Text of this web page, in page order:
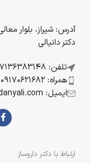
آدرس: شیراز، بلوار
دکتر دانیالی
تلفن: 07136383148
همراه: 09170621682
ایمیل: info@drdanyali.com
ارتباط با دکتر داروساز